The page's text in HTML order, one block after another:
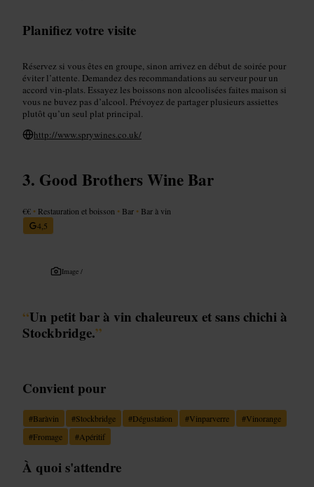
Planifiez votre visite
Réservez si vous êtes en groupe, sinon arrivez en début de soirée pour
éviter l’attente. Demandez des recommandations au serveur pour un
accord vin-plats. Essayez les boissons non alcoolisées faites maison si
vous ne buvez pas d’alcool. Prévoyez de partager plusieurs assiettes
plutôt qu’un seul plat principal.
http://www.sprywines.co.uk/
Good Brothers Wine Bar
€€ • Restauration et boisson • Bar • Bar à vin
4,5
Image /
“Un petit bar à vin chaleureux et sans chichi à
Stockbridge.”
Convient pour
#Baràvin #Stockbridge #Dégustation #Vinparverre #Vinorange
#Fromage #Apéritif
À quoi s'attendre